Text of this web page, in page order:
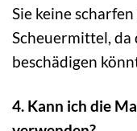
Sie keine
Scheuermittel, da
beschädigen
4. Kann ich die